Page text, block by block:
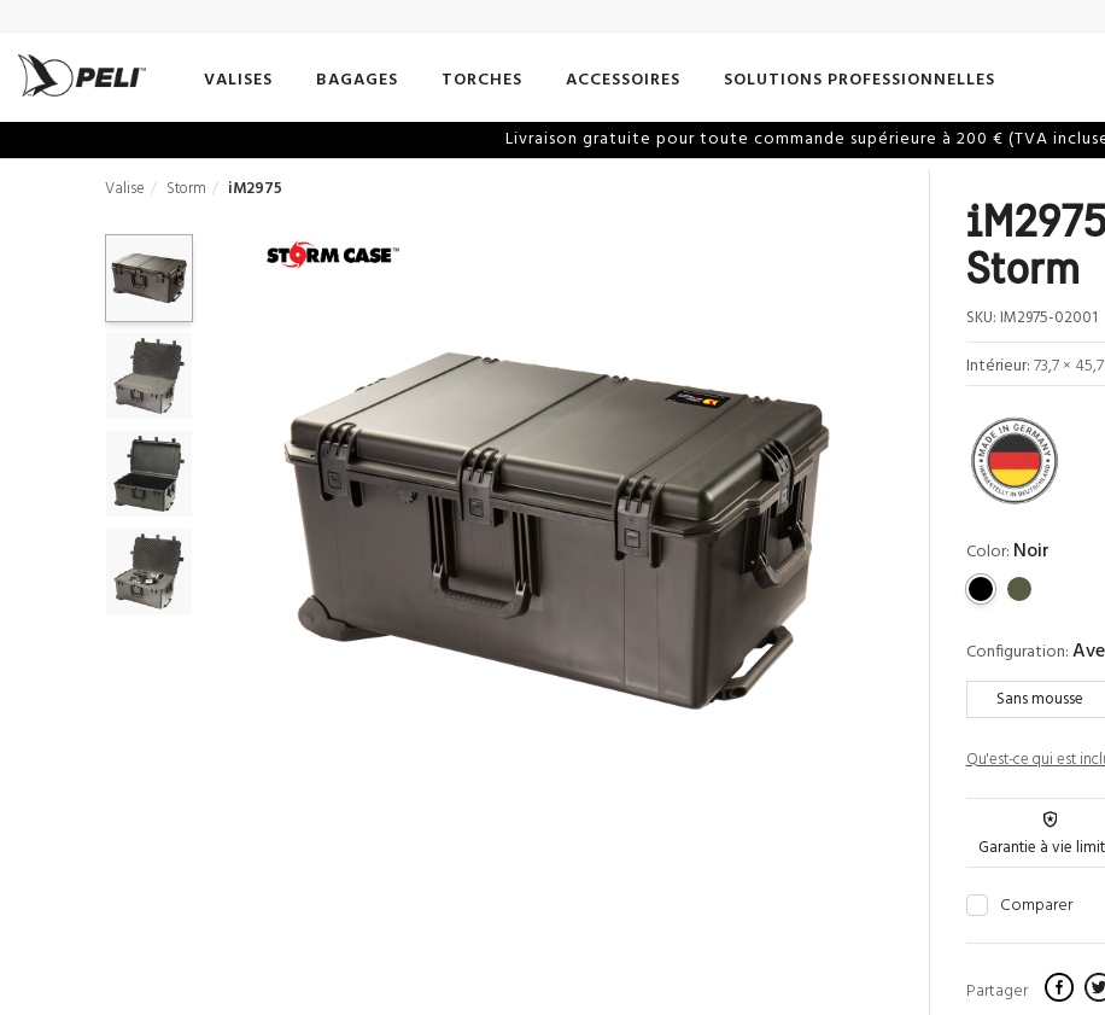
VALISES BAGAGES TORCHES ACCESSOIRES SOLUTIONS PROFESSIONNELLES
Livraison gratuite pour toute commande supérieure à 200 € (TVA
Valise Storm iM2975
Storm
SKU: IM2975-02001
Intérieur:73,7 ×
Color: Noir
Configuration:
Sans mousse
Qu'est-ce qui est
Garantie à vie
Comparer
Partager